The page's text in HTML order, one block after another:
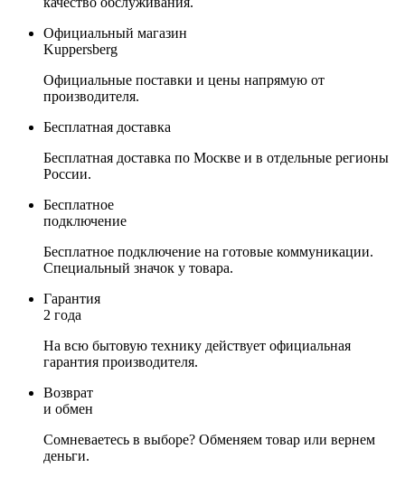
Официальный магазин
Kuppersberg
Официальные поставки и цены напрямую от
производителя.
Бесплатная доставка
Бесплатная доставка по Москве и в отдельные регионы
России.
Бесплатное
подключение
Бесплатное подключение на готовые коммуникации.
Специальный значок у товара.
Гарантия
2 года
На всю бытовую технику действует официальная
гарантия производителя.
Возврат
и обмен
Сомневаетесь в выборе? Обменяем товар или вернем
деньги.